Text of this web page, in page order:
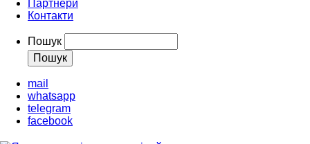
Партнери
Контакти
Пошук
mail
whatsapp
telegram
facebook